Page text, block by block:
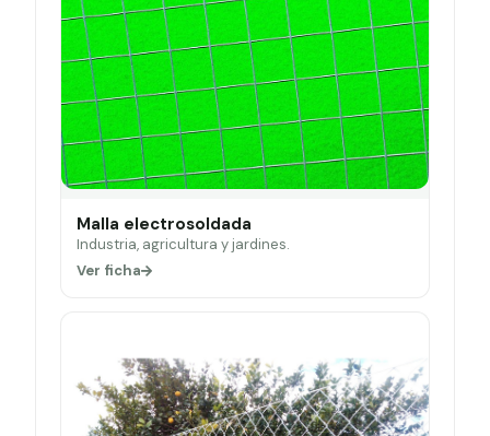
Malla electrosoldada
Industria, agricultura y jardines.
Ver ficha